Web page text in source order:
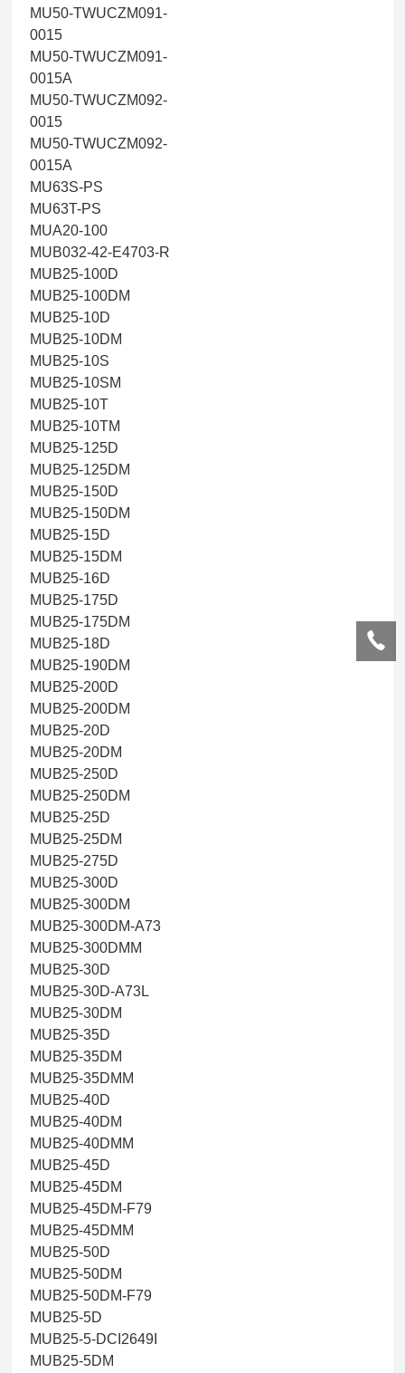
MU50-TWUCZM091-
0015
MU50-TWUCZM091-
0015A
MU50-TWUCZM092-
0015
MU50-TWUCZM092-
0015A
MU63S-PS
MU63T-PS
MUA20-100
MUB032-42-E4703-R
MUB25-100D
MUB25-100DM
MUB25-10D
MUB25-10DM
MUB25-10S
MUB25-10SM
MUB25-10T
MUB25-10TM
MUB25-125D
MUB25-125DM
MUB25-150D
MUB25-150DM
MUB25-15D
MUB25-15DM
MUB25-16D
MUB25-175D
MUB25-175DM
MUB25-18D
MUB25-190DM
MUB25-200D
MUB25-200DM
MUB25-20D
MUB25-20DM
MUB25-250D
MUB25-250DM
MUB25-25D
MUB25-25DM
MUB25-275D
MUB25-300D
MUB25-300DM
MUB25-300DM-A73
MUB25-300DMM
MUB25-30D
MUB25-30D-A73L
MUB25-30DM
MUB25-35D
MUB25-35DM
MUB25-35DMM
MUB25-40D
MUB25-40DM
MUB25-40DMM
MUB25-45D
MUB25-45DM
MUB25-45DM-F79
MUB25-45DMM
MUB25-50D
MUB25-50DM
MUB25-50DM-F79
MUB25-5D
MUB25-5-DCI2649I
MUB25-5DM